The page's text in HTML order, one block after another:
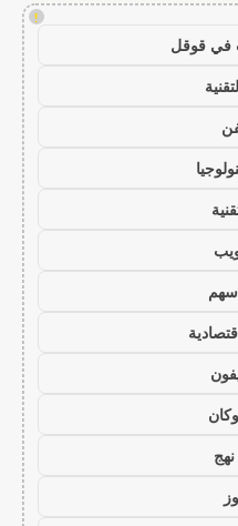
!
في قوقل